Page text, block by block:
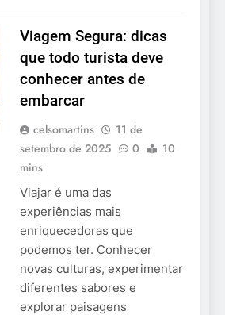
Viagem Segura: dicas
que todo turista deve
conhecer antes de
embarcar
celsomartins
11 de
setembro de 2025
0
10
mins
Viajar é uma das
experiências mais
enriquecedoras que
podemos ter. Conhecer
novas culturas, experimentar
diferentes sabores e
explorar paisagens